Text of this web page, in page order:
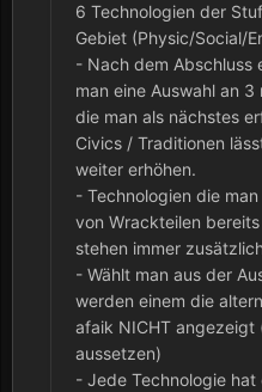
6 Technologien der
Gebiet (Physic/Social/
- Nach dem Abschluss
man eine Auswahl an
die man als nächstes
Civics / Traditionen
weiter erhöhen.
- Technologien die
von Wrackteilen
stehen immer
- Wählt man aus der
werden einem die
afaik NICHT angezeigt
aussetzen)
- Jede Technologie hat